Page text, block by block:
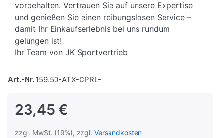
vorbehalten. Vertrauen Sie auf unsere Expertise
und genießen Sie einen reibungslosen Service –
damit Ihr Einkaufserlebnis bei uns rundum
gelungen ist!
Ihr Team von JK Sportvertrieb
Art.-Nr.159.50-ATX-CPRL-
23,45 €
zzgl. MwSt. (19%), zzgl. Versandkosten